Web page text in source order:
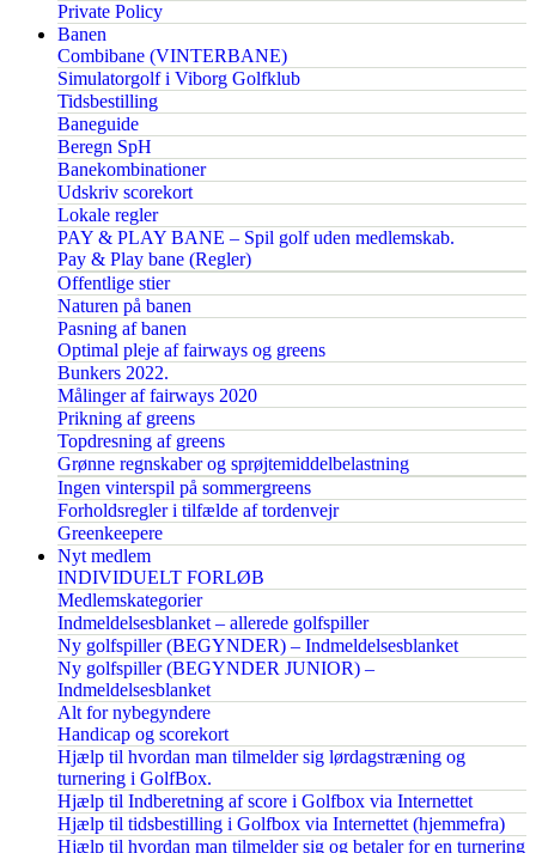
Private Policy
Banen
Combibane (VINTERBANE)
Simulatorgolf i Viborg Golfklub
Tidsbestilling
Baneguide
Beregn SpH
Banekombinationer
Udskriv scorekort
Lokale regler
PAY & PLAY BANE – Spil golf uden medlemskab.
Pay & Play bane (Regler)
Offentlige stier
Naturen på banen
Pasning af banen
Optimal pleje af fairways og greens
Bunkers 2022.
Målinger af fairways 2020
Prikning af greens
Topdresning af greens
Grønne regnskaber og sprøjtemiddelbelastning
Ingen vinterspil på sommergreens
Forholdsregler i tilfælde af tordenvejr
Greenkeepere
Nyt medlem
INDIVIDUELT FORLØB
Medlemskategorier
Indmeldelsesblanket – allerede golfspiller
Ny golfspiller (BEGYNDER) – Indmeldelsesblanket
Ny golfspiller (BEGYNDER JUNIOR) –
Indmeldelsesblanket
Alt for nybegyndere
Handicap og scorekort
Hjælp til hvordan man tilmelder sig lørdagstræning og
turnering i GolfBox.
Hjælp til Indberetning af score i Golfbox via Internettet
Hjælp til tidsbestilling i Golfbox via Internettet (hjemmefra)
Hjælp til hvordan man tilmelder sig og betaler for en turnering